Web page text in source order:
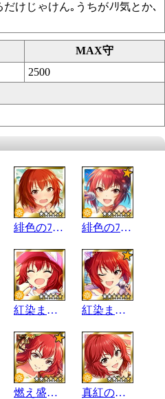
けじゃけん｡うちがﾉﾘ気とか､
MAX守
2500
緋色のﾌﾟﾘﾝｾｽ 緋色のﾌﾟﾘﾝｾｽ
紅染まる情景 紅染まる情景
燃え盛る錦秋 真紅の生き様